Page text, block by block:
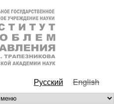
к основному
Русский English
меню